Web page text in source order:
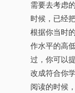
需要去考虑
时候，已经
根据你当时
作水平的高
过，你可以
改成符合你
阅读的时候